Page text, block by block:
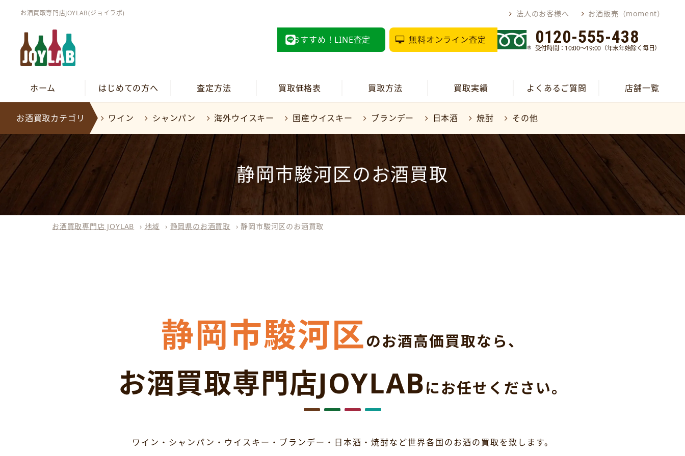
お酒買取専門店JOYLAB(ジョイラボ) 法人のお客様へ お酒販売（moment）
おすすめ！LINE査定 無料オンライン査定 0120-555-438
受付時間：10:00～19:00（年末年始除く毎日）
ホーム はじめての方へ 査定方法 買取価格表 買取方法 買取実績 よくあるご質問 店舗一覧
お酒買取カテゴリ ワイン シャンパン 海外ウイスキー 国産ウイスキー ブランデー 日本酒 焼酎 その他
静岡市駿河区のお酒買取
お酒買取専門店 JOYLAB › 地域 › 静岡県のお酒買取 ›静岡市駿河区のお酒買取
静岡市駿河区のお酒高価買取なら、
お酒買取専門店JOYLABにお任せください。
ワイン・シャンパン・ウイスキー・ブランデー・日本酒・焼酎など世界各国のお酒の買取を致します。